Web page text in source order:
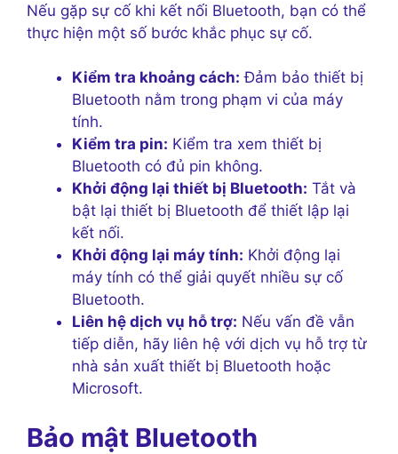
Nếu gặp sự cố khi kết nối Bluetooth, bạn có thể
thực hiện một số bước khắc phục sự cố.
Kiểm tra khoảng cách: Đảm bảo thiết bị
Bluetooth nằm trong phạm vi của máy
tính.
Kiểm tra pin: Kiểm tra xem thiết bị
Bluetooth có đủ pin không.
Khởi động lại thiết bị Bluetooth: Tắt và
bật lại thiết bị Bluetooth để thiết lập lại
kết nối.
Khởi động lại máy tính: Khởi động lại
máy tính có thể giải quyết nhiều sự cố
Bluetooth.
Liên hệ dịch vụ hỗ trợ: Nếu vấn đề vẫn
tiếp diễn, hãy liên hệ với dịch vụ hỗ trợ từ
nhà sản xuất thiết bị Bluetooth hoặc
Microsoft.
Bảo mật Bluetooth